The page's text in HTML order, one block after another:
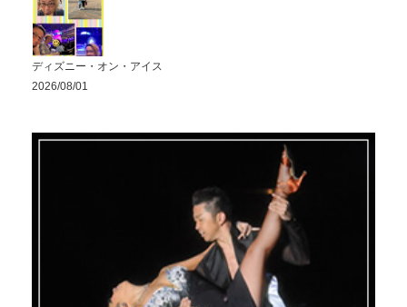
ディズニー・オン・アイス
2026/08/01